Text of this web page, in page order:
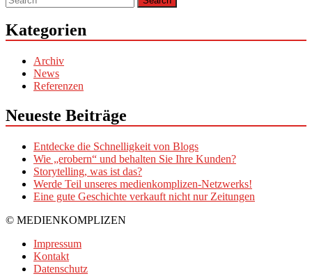
Kategorien
Archiv
News
Referenzen
Neueste Beiträge
Entdecke die Schnelligkeit von Blogs
Wie „erobern“ und behalten Sie Ihre Kunden?
Storytelling, was ist das?
Werde Teil unseres medienkomplizen-Netzwerks!
Eine gute Geschichte verkauft nicht nur Zeitungen
© MEDIENKOMPLIZEN
Impressum
Kontakt
Datenschutz